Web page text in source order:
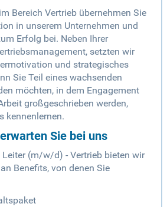
Bereich Vertrieb übernehmen Sie
in unserem Unternehmen und
Erfolg bei. Neben Ihrer
setzten wir
und strategisches
Sie Teil eines wachsenden
möchten, in dem Engagement
großgeschrieben werden,
kennenlernen.
Sie bei uns
(m/w/d) - Vertrieb bieten wir
Benefits, von denen Sie